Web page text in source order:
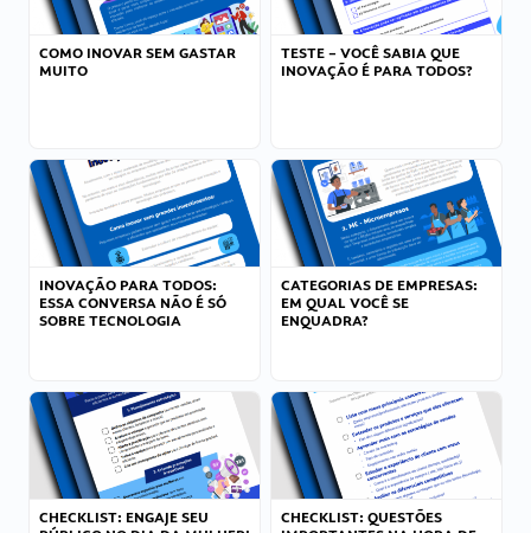
COMO INOVAR SEM GASTAR
MUITO
TESTE – VOCÊ SABIA QUE
INOVAÇÃO É PARA TODOS?
INOVAÇÃO PARA TODOS:
ESSA CONVERSA NÃO É SÓ
SOBRE TECNOLOGIA
CATEGORIAS DE EMPRESAS:
EM QUAL VOCÊ SE
ENQUADRA?
CHECKLIST: ENGAJE SEU
CHECKLIST: QUESTÕES